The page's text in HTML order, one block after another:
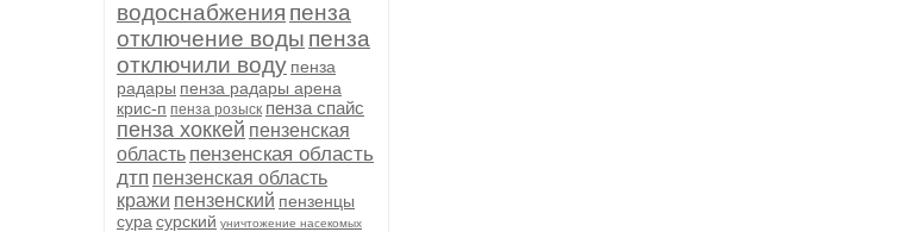
водоснабжения пенза
отключение воды пенза
отключили воду пенза
радары пенза радары арена
крис-п пенза розыск пенза спайс
пенза хоккей пензенская
область пензенская область
дтп пензенская область
кражи пензенский пензенцы
сура сурский уничтожение насекомых